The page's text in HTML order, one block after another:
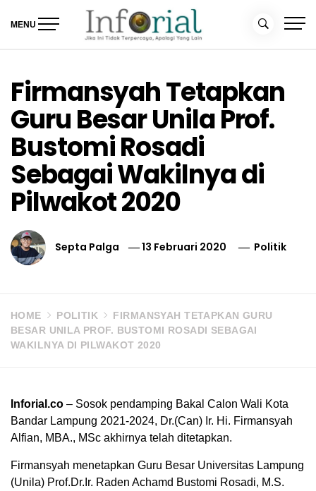
MENU
Firmansyah Tetapkan
Guru Besar Unila Prof.
Bustomi Rosadi
Sebagai Wakilnya di
Pilwakot 2020
Septa Palga 13 Februari 2020 Politik
HOME POLITIK
FIRMANSYAH TETAPKAN GURU
BESAR UNILA PROF. BUSTOMI ROSADI SEBAGAI
WAKILNYA DI PILWAKOT 2020
Inforial.co – Sosok pendamping Bakal Calon Wali Kota
Bandar Lampung 2021-2024, Dr.(Can) Ir. Hi. Firmansyah
Alfian, MBA., MSc akhirnya telah ditetapkan.
Firmansyah menetapkan Guru Besar Universitas Lampung
(Unila) Prof.Dr.Ir. Raden Achamd Bustomi Rosadi, M.S.